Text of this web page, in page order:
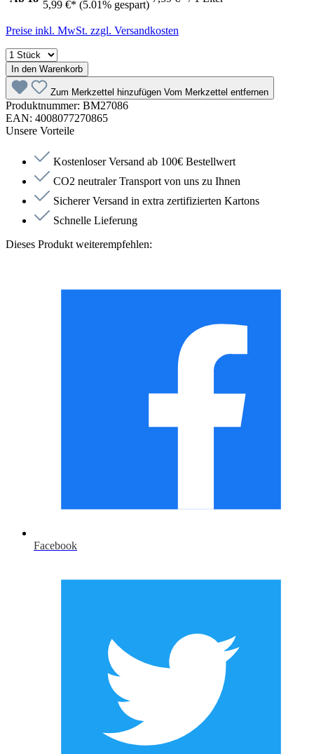
5,99 €* (5.01% gespart)
Preise inkl. MwSt. zzgl. Versandkosten
In den Warenkorb
Zum Merkzettel hinzufügen Vom Merkzettel entfernen
Produktnummer: BM27086
EAN: 4008077270865
Unsere Vorteile
Kostenloser Versand ab 100€ Bestellwert
CO2 neutraler Transport von uns zu Ihnen
Sicherer Versand in extra zertifizierten Kartons
Schnelle Lieferung
Dieses Produkt weiterempfehlen:
Facebook